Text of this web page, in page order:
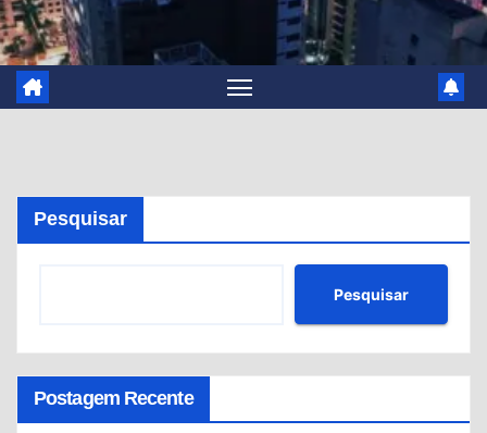
Pesquisar
Pesquisar
Postagem Recente